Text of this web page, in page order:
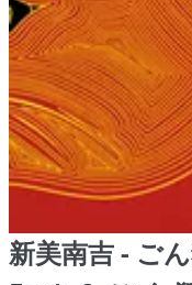
新美南吉 - ご